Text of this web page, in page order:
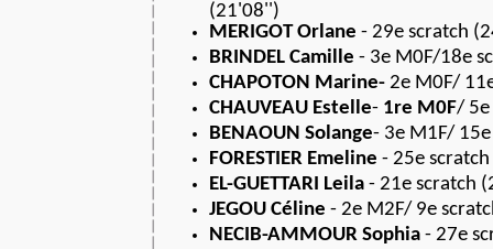
(21'08'')
MERIGOT Orlane - 29e scratch
BRINDEL Camille - 3e M0F/18e
CHAPOTON Marine- 2e M0F/
CHAUVEAU Estelle- 1re M0F/ 5e
BENAOUN Solange- 3e M1F/
FORESTIER Emeline - 25e
EL-GUETTARI Leila - 21e scratch
JEGOU Céline - 2e M2F/ 9e
NECIB-AMMOUR Sophia - 27e